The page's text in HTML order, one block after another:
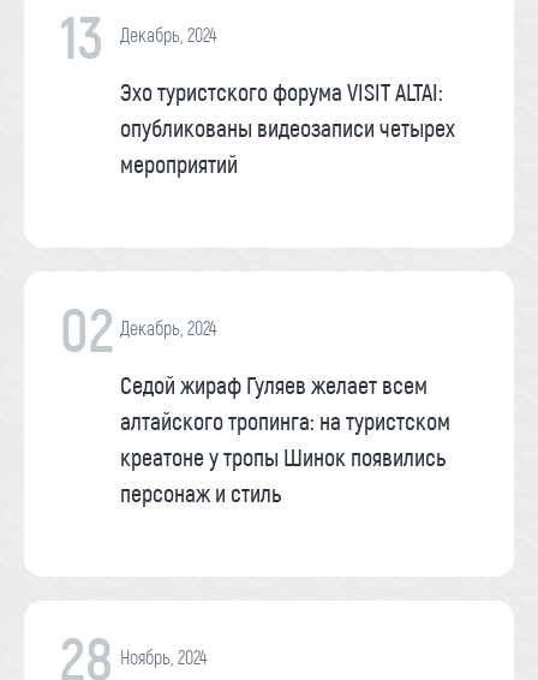
13 Декабрь, 2024
Эхо туристского форума VISIT ALTAI:
опубликованы видеозаписи четырех
мероприятий
02 Декабрь, 2024
Седой жираф Гуляев желает всем
алтайского тропинга: на туристском
креатоне у тропы Шинок появились
персонаж и стиль
28 Ноябрь, 2024